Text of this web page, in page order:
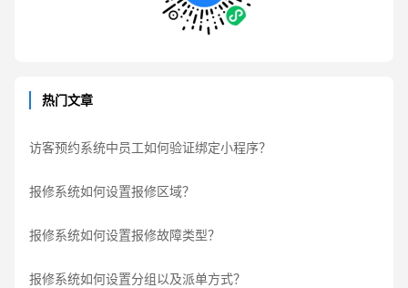
热门文章
访客预约系统中员工如何验证绑定小程序？
报修系统如何设置报修区域？
报修系统如何设置报修故障类型？
报修系统如何设置分组以及派单方式？